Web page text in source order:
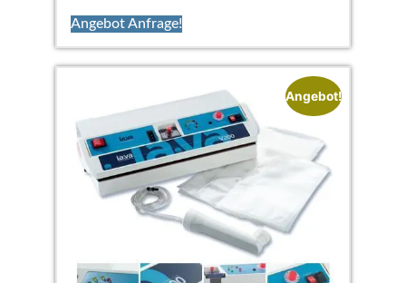
Angebot Anfrage!
Angebot!